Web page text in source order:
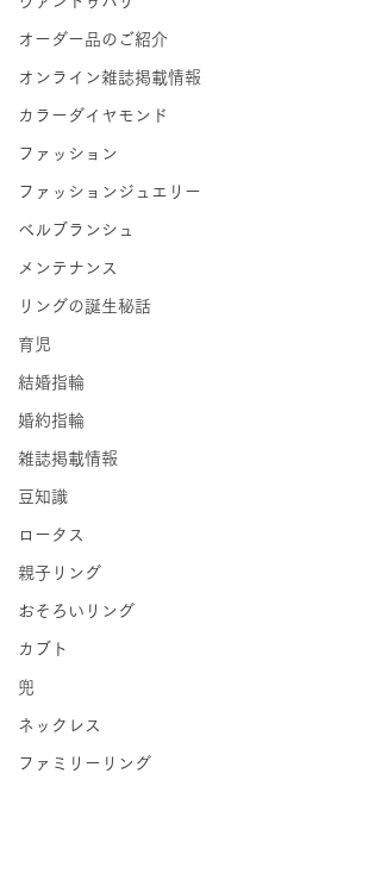
オーダー品のご紹介
オンライン雑誌掲載情報
カラーダイヤモンド
ファッション
ファッションジュエリー
ベルブランシュ
メンテナンス
リングの誕生秘話
育児
結婚指輪
婚約指輪
雑誌掲載情報
豆知識
ロータス
親子リング
おそろいリング
カブト
兜
ネックレス
ファミリーリング